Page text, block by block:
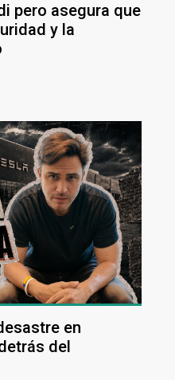
pero asegura que
y la
en
del